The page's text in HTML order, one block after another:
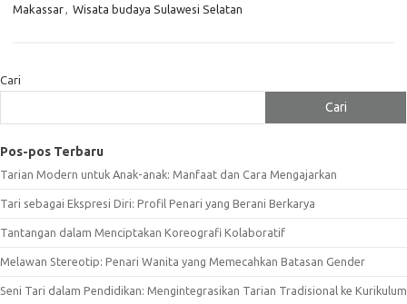
Makassar, Wisata budaya Sulawesi Selatan
Cari
Cari
Pos-pos Terbaru
Tarian Modern untuk Anak-anak: Manfaat dan Cara Mengajarkan
Tari sebagai Ekspresi Diri: Profil Penari yang Berani Berkarya
Tantangan dalam Menciptakan Koreografi Kolaboratif
Melawan Stereotip: Penari Wanita yang Memecahkan Batasan Gender
Seni Tari dalam Pendidikan: Mengintegrasikan Tarian Tradisional ke Kurikulum